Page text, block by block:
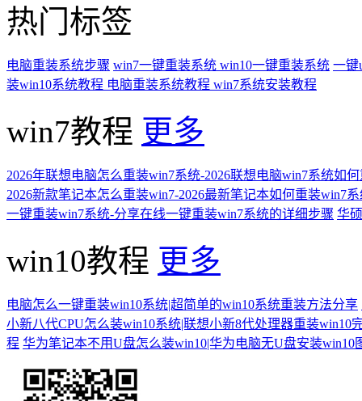
热门标签
电脑重装系统步骤 win7一键重装系统 win10一键重装系统 一键
装win10系统教程 电脑重装系统教程 win7系统安装教程
win7教程 更多
2026年联想电脑怎么重装win7系统-2026联想电脑win7系统如
2026新款笔记本怎么重装win7-2026最新笔记本如何重装win7
一键重装win7系统-分享在线一键重装win7系统的详细步骤 华
win10教程 更多
电脑怎么一键重装win10系统|超简单的win10系统重装方法分享
小新八代CPU怎么装win10系统|联想小新8代处理器重装win10
程 华为笔记本不用U盘怎么装win10|华为电脑无U盘安装win10